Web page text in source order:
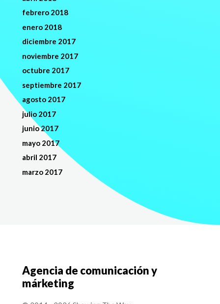
febrero 2018
enero 2018
diciembre 2017
noviembre 2017
octubre 2017
septiembre 2017
agosto 2017
julio 2017
junio 2017
mayo 2017
abril 2017
marzo 2017
Agencia de comunicación y
márketing